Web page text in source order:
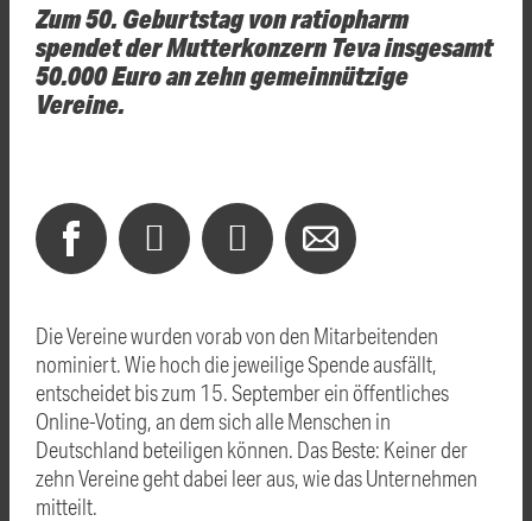
Zum 50. Geburtstag von ratiopharm
spendet der Mutterkonzern Teva insgesamt
50.000 Euro an zehn gemeinnützige
Vereine.
Die Vereine wurden vorab von den Mitarbeitenden
nominiert. Wie hoch die jeweilige Spende ausfällt,
entscheidet bis zum 15. September ein öffentliches
Online-Voting, an dem sich alle Menschen in
Deutschland beteiligen können. Das Beste: Keiner der
zehn Vereine geht dabei leer aus, wie das Unternehmen
mitteilt.